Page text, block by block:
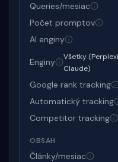
Queries/mesiac
Počet promptov
AI enginy
Enginy
Všetky
Claude)
Google rank tracking
Automatický tracking
Competitor tracking
OBSAH
Články/mesiac